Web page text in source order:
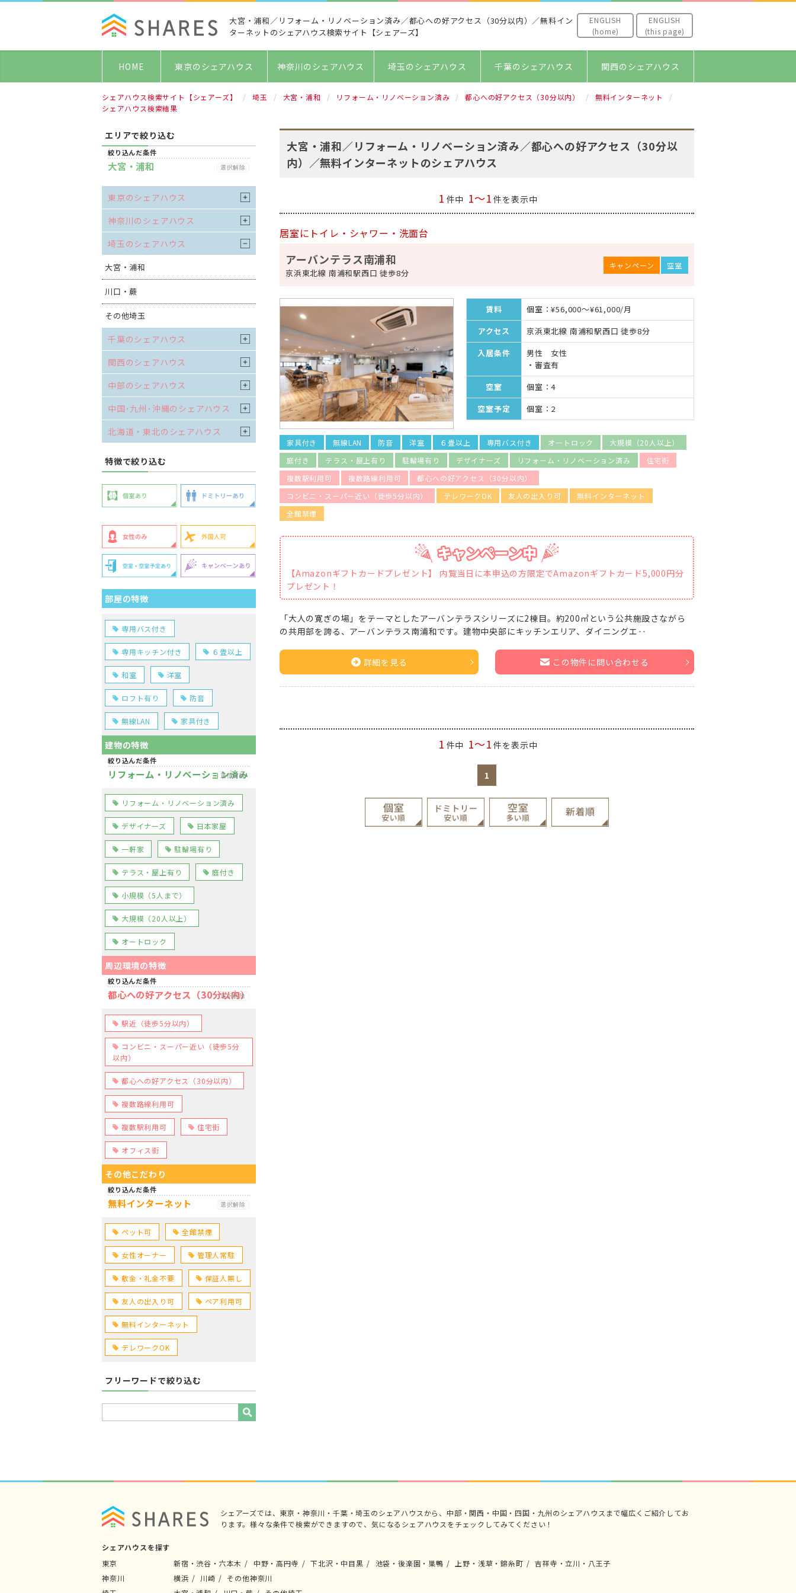
大宮・浦和／リフォーム・リノベーション済み／都心への好アクセス（30分以内）／無料イン
ターネットのシェアハウス検索サイト【シェアーズ】
ENGLISH
(home)
ENGLISH
(this page)
HOME 東京のシェアハウス 神奈川のシェアハウス 埼玉のシェアハウス 千葉のシェアハウス 関西のシェアハウス
シェアハウス検索サイト【シェアーズ】 埼玉 大宮・浦和 リフォーム・リノベーション済み 都心への好アクセス（30分以内）
無料インターネット
シェアハウス検索結果
エリアで絞り込む
絞り込んだ条件
大宮・浦和 選択解除
東京のシェアハウス
神奈川のシェアハウス
埼玉のシェアハウス
大宮・浦和
川口・蕨
その他埼玉
千葉のシェアハウス
関西のシェアハウス
中部のシェアハウス
中国･九州･沖縄のシェアハウス
北海道・東北のシェアハウス
特徴で絞り込む
部屋の特徴
専用バス付き
専用キッチン付き ６畳以上
和室 洋室
ロフト有り 防音
無線LAN 家具付き
建物の特徴
絞り込んだ条件
リフォーム・リノベーション済み
選択解除
リフォーム・リノベーション済み
デザイナーズ 日本家屋
一軒家 駐輪場有り
テラス・屋上有り 庭付き
小規模（5人まで）
大規模（20人以上）
オートロック
周辺環境の特徴
絞り込んだ条件
都心への好アクセス（30分以内）
選択解除
駅近（徒歩5分以内）
コンビニ・スーパー近い（徒歩5分
以内）
都心への好アクセス（30分以内）
複数路線利用可
複数駅利用可 住宅街
オフィス街
その他こだわり
絞り込んだ条件
無料インターネット 選択解除
ペット可 全館禁煙
女性オーナー 管理人常駐
敷金・礼金不要 保証人無し
友人の出入り可 ペア利用可
無料インターネット
テレワークOK
フリーワードで絞り込む
大宮・浦和／リフォーム・リノベーション済み／都心への好アクセス（30分以
内）／無料インターネットのシェアハウス
1 件中 1～1 件を表示中
居室にトイレ・シャワー・洗面台
アーバンテラス南浦和
京浜東北線 南浦和駅西口 徒歩8分
キャンペーン 空室
賃料
個室：¥56,000～¥61,000/月
アクセス
京浜東北線 南浦和駅西口 徒歩8分
入居条件
男性 女性
・審査有
空室
個室：4
空室予定
個室：2
家具付き 無線LAN 防音 洋室 ６畳以上 専用バス付き オートロック
大規模（20人以上）
庭付き
テラス・屋上有り 駐輪場有り デザイナーズ リフォーム・リノベーション済み
住宅街
複数駅利用可
複数路線利用可
都心への好アクセス（30分以内）
コンビニ・スーパー近い（徒歩5分以内）
テレワークOK 友人の出入り可
無料インターネット
全館禁煙
【Amazonギフトカードプレゼント】 内覧当日に本申込の方限定でAmazonギフトカード5,000円分
プレゼント！
「大人の寛ぎの場」をテーマとしたアーバンテラスシリーズに2棟目。約200㎡という公共施設さながら
の共用部を誇る、アーバンテラス南浦和です。建物中央部にキッチンエリア、ダイニングエ‥
詳細を見る この物件に問い合わせる
1 件中 1～1 件を表示中
1
シェアーズでは、東京・神奈川・千葉・埼玉のシェアハウスから、中部・関西・中国・四国・九州のシェアハウスまで幅広くご紹介してお
ります。様々な条件で検索ができますので、気になるシェアハウスをチェックしてみてください！
シェアハウスを探す
東京
新宿・渋谷・六本木 中野・高円寺 下北沢・中目黒 池袋・後楽園・巣鴨 上野・浅草・錦糸町
吉祥寺・立川・八王子
神奈川
横浜 川崎
その他神奈川